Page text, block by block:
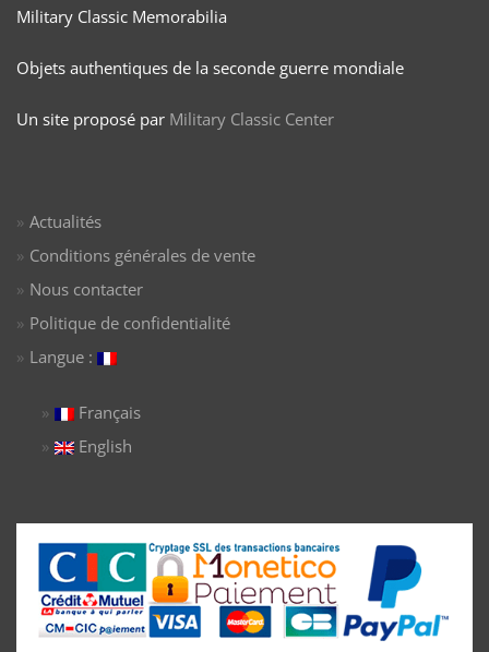
Military Classic Memorabilia
Objets authentiques de la seconde guerre mondiale
Un site proposé par Military Classic Center
Actualités
Conditions générales de vente
Nous contacter
Politique de confidentialité
Langue :
Français
English